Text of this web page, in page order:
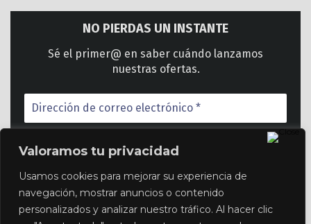
Valoramos tu privacidad
Usamos cookies para mejorar su experiencia de
navegación, mostrar anuncios o contenido
personalizados y analizar nuestro tráfico. Al hacer clic
NO PIERDAS UN INSTANTE
Sé el primer@ en saber cuándo lanzamos
nuestras ofertas.
D
r
c
i
n
d
¡No enviamos spam! Lee nuestra política de
privacidad